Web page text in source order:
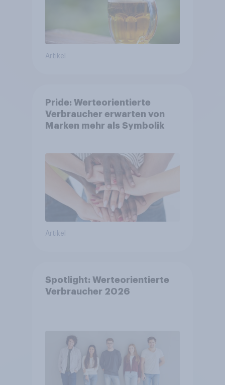
Artikel
Pride: Werteorientierte
Verbraucher erwarten von
Marken mehr als Symbolik
Artikel
Spotlight: Werteorientierte
Verbraucher 2026